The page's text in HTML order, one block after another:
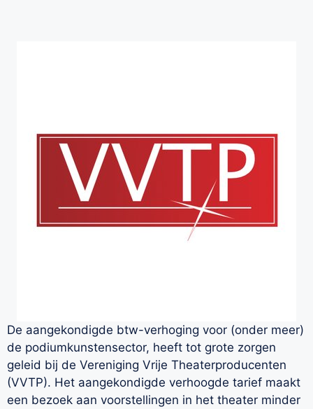
De aangekondigde btw-verhoging voor (onder meer)
de podiumkunstensector, heeft tot grote zorgen
geleid bij de Vereniging Vrije Theaterproducenten
(VVTP). Het aangekondigde verhoogde tarief maakt
een bezoek aan voorstellingen in het theater minder